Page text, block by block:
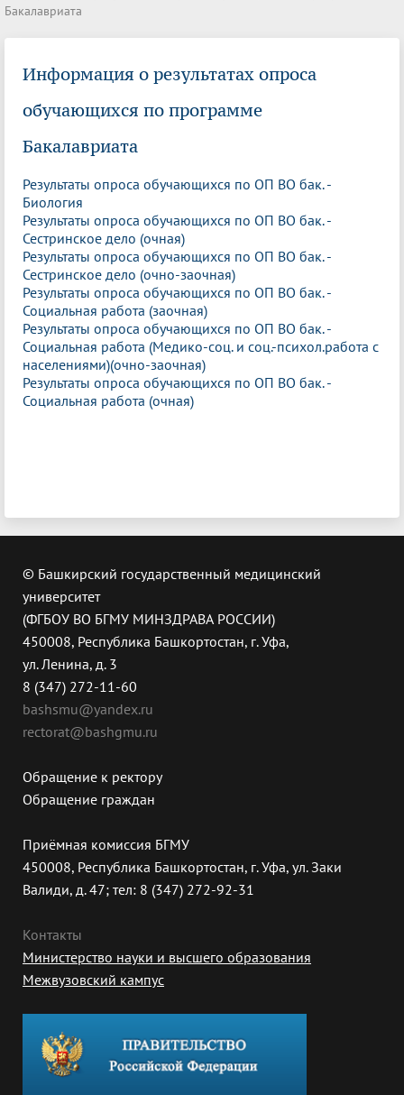
Бакалавриата
Информация о результатах опроса
обучающихся по программе
Бакалавриата
Результаты опроса обучающихся по ОП ВО бак. -
Биология
Результаты опроса обучающихся по ОП ВО бак. -
Сестринское дело (очная)
Результаты опроса обучающихся по ОП ВО бак. -
Сестринское дело (очно-заочная)
Результаты опроса обучающихся по ОП ВО бак. -
Социальная работа (заочная)
Результаты опроса обучающихся по ОП ВО бак. -
Социальная работа (Медико-соц. и соц.-психол.работа с
населениями)(очно-заочная)
Результаты опроса обучающихся по ОП ВО бак. -
Социальная работа (очная)
© Башкирский государственный медицинский
университет
(ФГБОУ ВО БГМУ МИНЗДРАВА РОССИИ)
450008, Республика Башкортостан, г. Уфа,
ул. Ленина, д. 3
8 (347) 272-11-60
bashsmu@yandex.ru
rectorat@bashgmu.ru
Обращение к ректору
Обращение граждан
Приёмная комиссия БГМУ
450008, Республика Башкортостан, г. Уфа, ул. Заки
Валиди, д. 47; тел: 8 (347) 272-92-31
Контакты
Министерство науки и высшего образования
Межвузовский кампус